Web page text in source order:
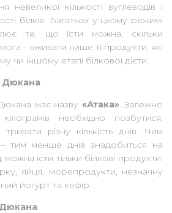
невеликої кількості вуглеводів і
білків. Багатьох у цьому режимі
те, що їсти можна, скільки
– вживати лише ті продукти, які
чи іншому етапі білкової дієти.
Дюкана
має назву «Атака». Залежно
необхідно позбутися,
різну кількість днів. Чим
тим менше днів знадобиться на
їсти тільки білкові продукти:
яйця, морепродукти, незначну
йогурт та кефір.